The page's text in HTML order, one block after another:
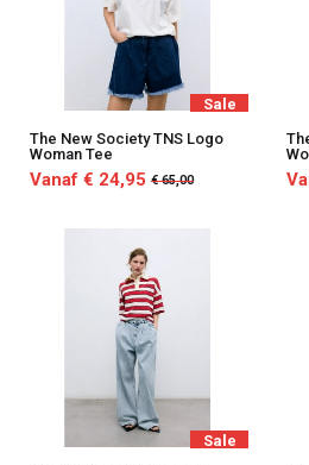
Sale
The New Society TNS Logo
Woman Tee
Vanaf € 24,95 € 65,00
Sale